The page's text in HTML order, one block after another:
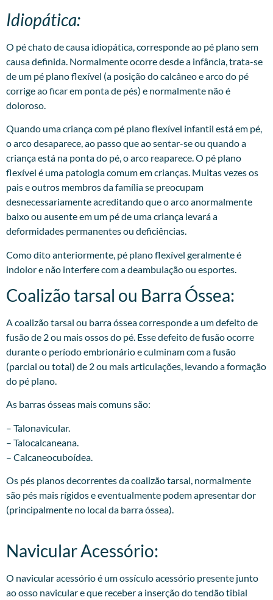
Idiopática:
O pé chato de causa idiopática, corresponde ao pé plano sem
causa definida. Normalmente ocorre desde a infância, trata-se
de um pé plano flexível (a posição do calcâneo e arco do pé
corrige ao ficar em ponta de pés) e normalmente não é
doloroso.
Quando uma criança com pé plano flexível infantil está em pé,
o arco desaparece, ao passo que ao sentar-se ou quando a
criança está na ponta do pé, o arco reaparece. O pé plano
flexível é uma patologia comum em crianças. Muitas vezes os
pais e outros membros da família se preocupam
desnecessariamente acreditando que o arco anormalmente
baixo ou ausente em um pé de uma criança levará a
deformidades permanentes ou deficiências.
Como dito anteriormente, pé plano flexível geralmente é
indolor e não interfere com a deambulação ou esportes.
Coalizão tarsal ou Barra Óssea:​
A coalizão tarsal ou barra óssea corresponde a um defeito de
fusão de 2 ou mais ossos do pé. Esse defeito de fusão ocorre
durante o período embrionário e culminam com a fusão
(parcial ou total) de 2 ou mais articulações, levando a formação
do pé plano.
As barras ósseas mais comuns são:
– Talonavicular.
– Talocalcaneana.
– Calcaneocuboídea.
Os pés planos decorrentes da coalizão tarsal, normalmente
são pés mais rígidos e eventualmente podem apresentar dor
(principalmente no local da barra óssea).​
Navicular Acessório:
O navicular acessório é um ossículo acessório presente junto
ao osso navicular e que receber a inserção do tendão tibial